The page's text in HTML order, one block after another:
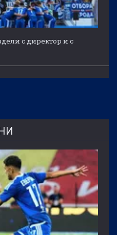
с директор и с